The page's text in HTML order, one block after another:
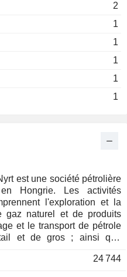
2
1
1
1
1
1
est une société pétrolière
Hongrie. Les activités
l'exploration et la
gaz naturel et de produits
et le transport de pétrole
et de gros ; ainsi que
gaziers. La société est
24 744